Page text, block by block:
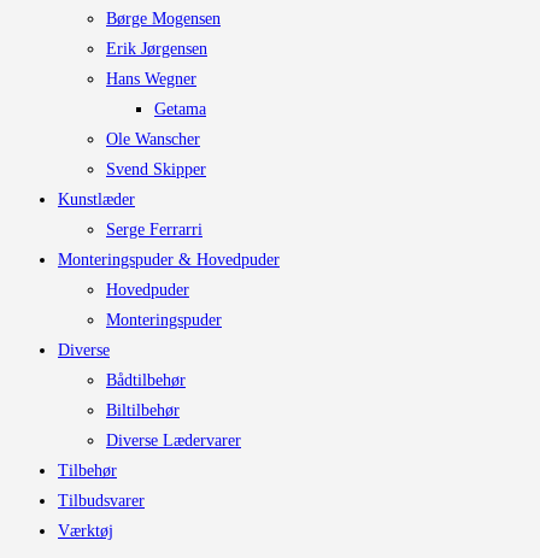
Børge Mogensen
Erik Jørgensen
Hans Wegner
Getama
Ole Wanscher
Svend Skipper
Kunstlæder
Serge Ferrarri
Monteringspuder & Hovedpuder
Hovedpuder
Monteringspuder
Diverse
Bådtilbehør
Biltilbehør
Diverse Lædervarer
Tilbehør
Tilbudsvarer
Værktøj